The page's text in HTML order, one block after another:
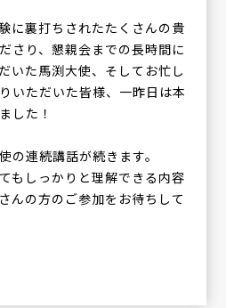
に裏打ちされたたくさんの貴
さり、懇親会までの長時間に
いた馬渕大使、そしてお忙し
いただいた皆様、一昨日は本
した！
の連続講話が続きます。
もしっかりと理解できる内容
んの方のご参加をお待ちして